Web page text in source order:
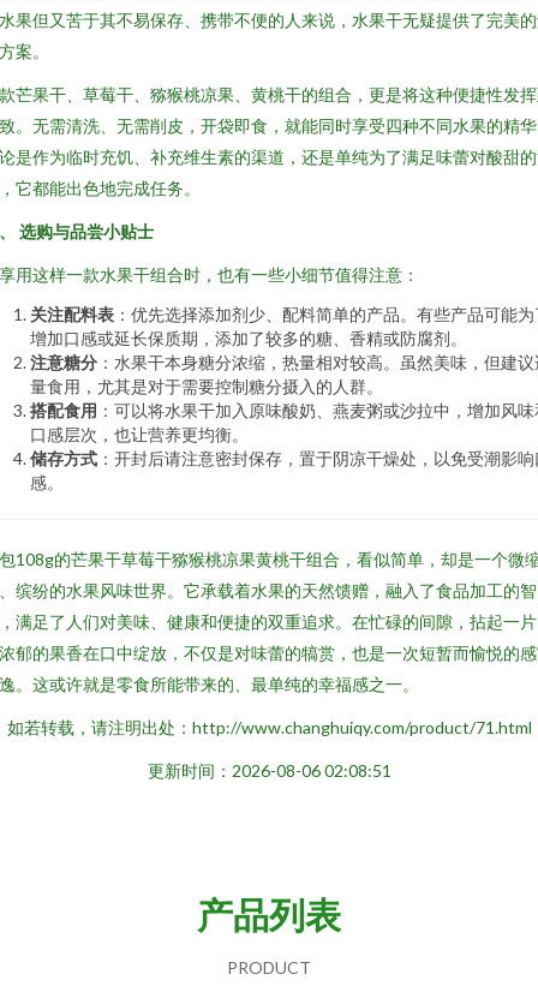
果但又苦于其不易保存、携带不便的人来说，水果干无疑提供了完美
案。
芒果干、草莓干、猕猴桃凉果、黄桃干的组合，更是将这种便捷性发
。无需清洗、无需削皮，开袋即食，就能同时享受四种不同水果的精
是作为临时充饥、补充维生素的渠道，还是单纯为了满足味蕾对酸甜
它都能出色地完成任务。
选购与品尝小贴士
用这样一款水果干组合时，也有一些小细节值得注意：
关注配料表 ：优先选择添加剂少、配料简单的产品。有些产品可能为
增加口感或延长保质期，添加了较多的糖、香精或防腐剂。
注意糖分 ：水果干本身糖分浓缩，热量相对较高。虽然美味，但建议
量食用，尤其是对于需要控制糖分摄入的人群。
搭配食用 ：可以将水果干加入原味酸奶、燕麦粥或沙拉中，增加风味
口感层次，也让营养更均衡。
储存方式 ：开封后请注意密封保存，置于阴凉干燥处，以免受潮影响
感。
108g的芒果干草莓干猕猴桃凉果黄桃干组合，看似简单，却是一个微
缤纷的水果风味世界。它承载着水果的天然馈赠，融入了食品加工的智
满足了人们对美味、健康和便捷的双重追求。在忙碌的间隙，拈起一
郁的果香在口中绽放，不仅是对味蕾的犒赏，也是一次短暂而愉悦的
。这或许就是零食所能带来的、最单纯的幸福感之一。
如若转载，请注明出处：http://www.changhuiqy.com/product/71.html
更新时间：2026-08-06 02:08:51
产品列表
PRODUCT